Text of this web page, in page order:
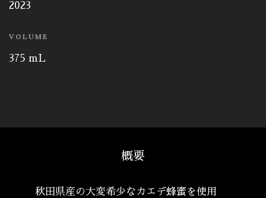
2023
VOLUME
375 mL
概要
秋田県産の大変希少なカエデ蜂蜜を使用